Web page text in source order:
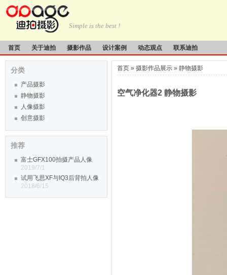
Simple is the best !
首页 关于迪拍 摄影作品 设计案例 动态观点 联系迪拍
分类
产品摄影
静物摄影
人像摄影
创意摄影
推荐
富士GFX100拍摄产品人像
2019/7/1
试用飞思XF与IQ3后背拍人像
2018/6/15
首页 » 摄影作品展示 » 静物摄影
空气净化器2 静物摄影